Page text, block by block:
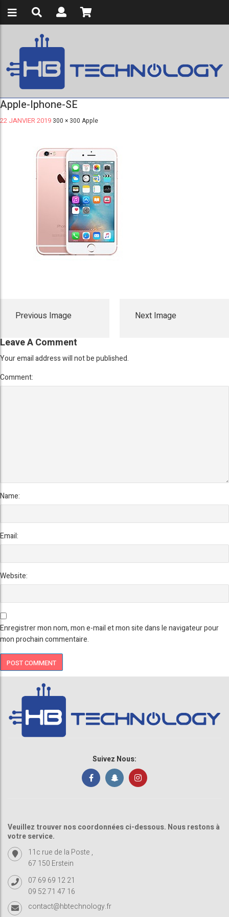
Apple-Iphone-SE
22 JANVIER 2019 300 × 300 Apple
Previous Image Next Image
Leave A Comment
Your email address will not be published.
Comment:
Name:
Email:
Website:
Enregistrer mon nom, mon e-mail et mon site dans le navigateur pour
mon prochain commentaire.
Suivez Nous:
Veuillez trouver nos coordonnées ci-dessous. Nous restons à
votre service.
11c rue de la Poste ,
67 150 Erstein
07 69 69 12 21
09 52 71 47 16
contact@hbtechnology.fr